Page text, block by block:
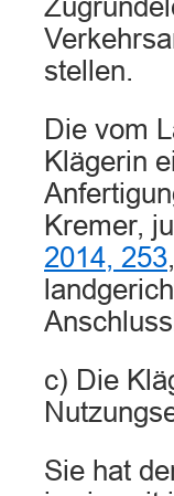
stellen.
Die vom
Klägerin
Kremer,
2014, 253
c) Die
Sie hat